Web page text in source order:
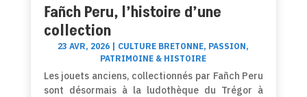
Fañch Peru, l’histoire d’une
collection
23 AVR, 2026 | CULTURE BRETONNE, PASSION,
PATRIMOINE & HISTOIRE
Les jouets anciens, collectionnés par Fañch Peru
sont désormais à la ludothèque du Trégor à